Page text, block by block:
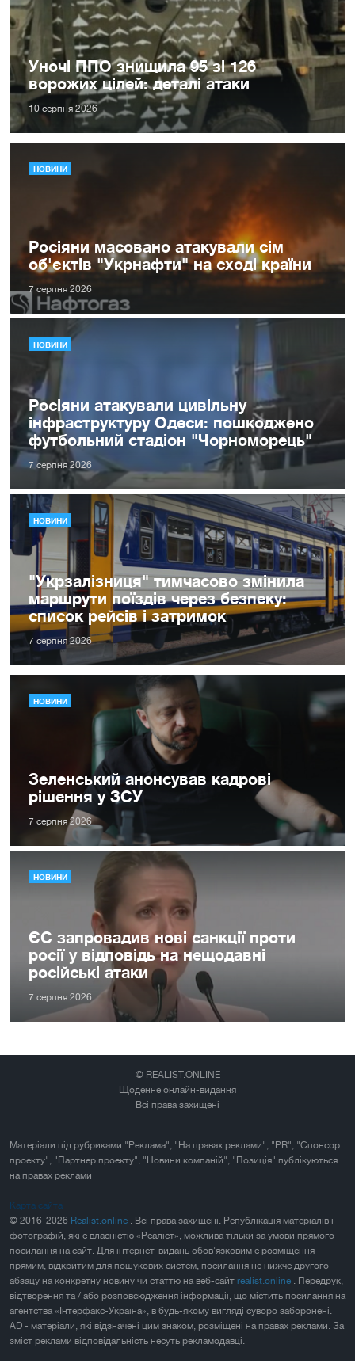
Уночі ППО знищила 95 зі 126
ворожих цілей: деталі атаки
10 серпня 2026
НОВИНИ
Росіяни масовано атакували сім
об'єктів "Укрнафти" на сході країни
7 серпня 2026
НОВИНИ
Росіяни атакували цивільну
інфраструктуру Одеси: пошкоджено
футбольний стадіон "Чорноморець"
7 серпня 2026
НОВИНИ
"Укрзалізниця" тимчасово змінила
маршрути поїздів через безпеку:
список рейсів і затримок
7 серпня 2026
НОВИНИ
Зеленський анонсував кадрові
рішення у ЗСУ
7 серпня 2026
НОВИНИ
ЄС запровадив нові санкції проти
росії у відповідь на нещодавні
російські атаки
7 серпня 2026
© REALIST.ONLINE
Щоденне онлайн-видання
Всі права захищені
Матеріали під рубриками "Реклама", "На правах реклами", "PR", "Спонсор
проекту", "Партнер проекту", "Новини компаній", "Позиція" публікуються
на правах реклами
Карта сайта
© 2016-2026 Realist.online . Всі права захищені. Републікація матеріалів і
фотографій, які є власністю «Реаліст», можлива тільки за умови прямого
посилання на сайт. Для інтернет-видань обов'язковим є розміщення
прямим, відкритим для пошукових систем, посилання не нижче другого
абзацу на конкретну новину чи статтю на веб-сайт realist.online . Передрук,
відтворення та / або розповсюдження інформації, що містить посилання на
агентства «Інтерфакс-Україна», в будь-якому вигляді суворо заборонені.
AD - матеріали, які відзначені цим знаком, розміщені на правах реклами. За
зміст реклами відповідальність несуть рекламодавці.